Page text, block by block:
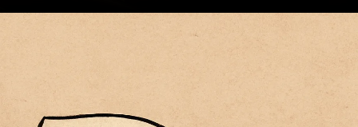
https://ademilsoncs.adv.br/